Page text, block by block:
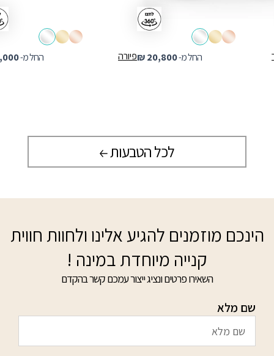
החל מ- פיורה החל מ- ₪20,800
לכל הטבעות
הינכם מוזמנים להגיע אלינו ולחוות חווית
קנייה מיוחדת במינה !
השאירו פרטים ונציג ייצור עמכם קשר בהקדם
שם מלא